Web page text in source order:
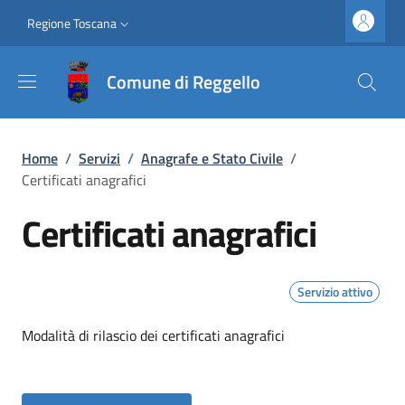
Slim top
Regione Toscana
Comune di Reggello
Briciole di pane
Home / Servizi / Anagrafe e Stato Civile /
Certificati anagrafici
Certificati anagrafici
Servizio attivo
Dettagli
Modalità di rilascio dei certificati anagrafici